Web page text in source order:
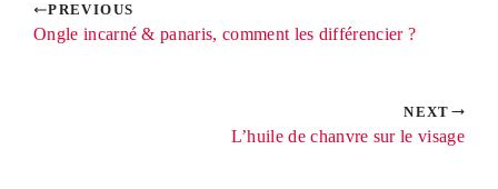
PREVIOUS
Ongle incarné & panaris, comment les différencier ?
NEXT
L’huile de chanvre sur le visage